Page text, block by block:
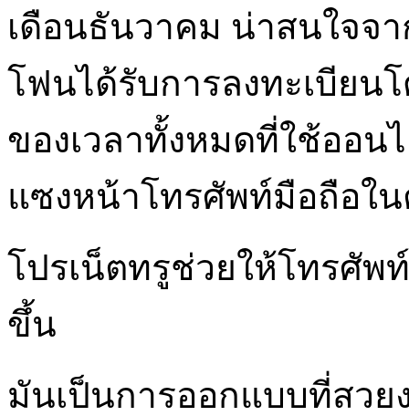
เดือนธันวาคม น่าสนใจจ
โฟนได้รับการลงทะเบียน
ของเวลาทั้งหมดที่ใช้ออ
แซงหน้าโทรศัพท์มือถือใ
โปรเน็ตทรูช่วยให้โทรศั
ขึ้น
มันเป็นการออกแบบที่สว